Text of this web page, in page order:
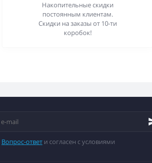
Накопительные скидки
постоянным клиентам.
Скидки на заказы от 10-ти
коробок!
Вопрос-ответ и согласен с условиями